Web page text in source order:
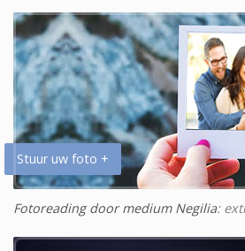
Stuur uw foto +
Fotoreading door medium Negilia: